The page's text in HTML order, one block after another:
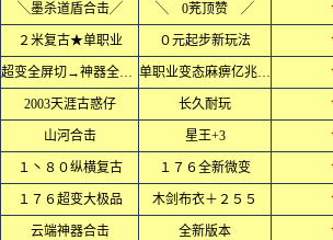
╲墨杀道盾合击╱ ╲ 0茺顶赞 ╱
２米复古★单职业 ０元起步新玩法
超变全屏切→神器全屏乱炸 单职业变态麻痹亿兆爆率
2003天涯古惑仔 长久耐玩
山河合击 星王+3
１丶８０纵横复古 １７６全新微变
１７６超变大极品 木剑布衣＋２５５
云端神器合击 全新版本